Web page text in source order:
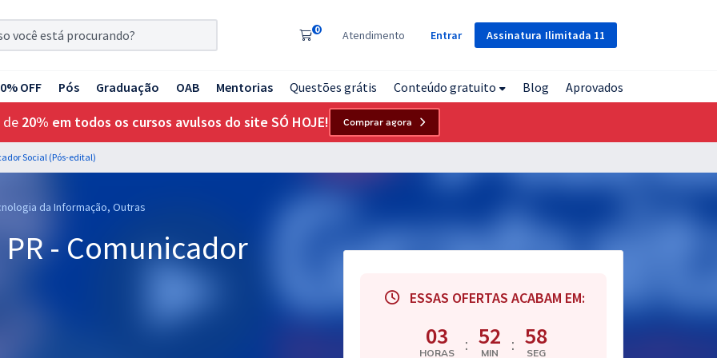
Assinatura Ilimitada 11
0 Atendimento Entrar
OFF Pós Graduação OAB Mentorias Questões grátis Conteúdo gratuito Blog Aprovados
de 20% em todos os cursos avulsos do site SÓ HOJE! Comprar agora
Social (Pós-edital)
da Informação, Outras
- Comunicador
ESSAS OFERTAS ACABAM EM:
03
HORAS : 52
MIN : 58
SEG